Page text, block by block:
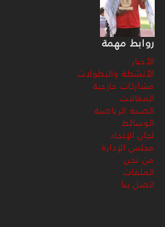
روابط مهمة
الأخبار
الأنشطة والبطولات
مشاركات خارجية
المقالات
الصحة الرياضية
الوسائط
لجان الإتحاد
مجلس الإدارة
من نحن
الملفات
اتصل بنا